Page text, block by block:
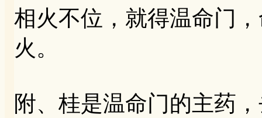
相火不位，就得温命门
火。
附、桂是温命门的主药